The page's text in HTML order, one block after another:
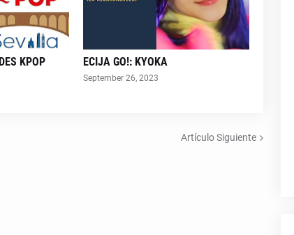
KPOP
ECIJA GO!: KYOKA
September 26, 2023
Artículo Siguiente